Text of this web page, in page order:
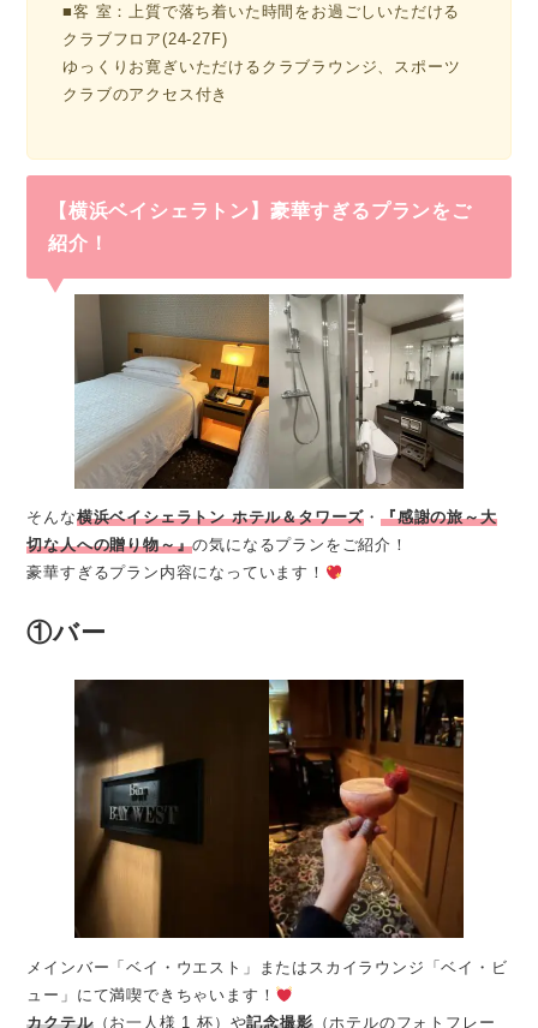
■客 室：上質で落ち着いた時間をお過ごしいただける
クラブフロア(24-27F)
ゆっくりお寛ぎいただけるクラブラウンジ、スポーツ
クラブのアクセス付き
【横浜ベイシェラトン】豪華すぎるプランをご
紹介！
そんな横浜ベイシェラトン ホテル＆タワーズ ・『感謝の旅～大
切な人への贈り物～』の気になるプランをご紹介！
豪華すぎるプラン内容になっています！
①バー
メインバー「ベイ・ウエスト」またはスカイラウンジ「ベイ・ビ
ュー」にて満喫できちゃいます！
カクテル（お一人様 1 杯）や記念撮影（ホテルのフォトフレー